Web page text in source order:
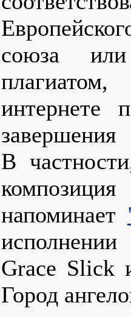
союза
интернете
завершения
В
напоминает
Grace Slick
Город